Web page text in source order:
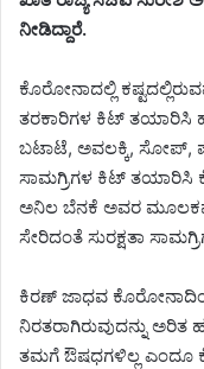
ನೀಡಿದ್ದಾರೆ.
ಕೊರೋನಾದಲ್ಲಿ
ತರಕಾರಿಗಳ ಕಿಟ್ ತಯಾರಿಸಿ
ಬಟಾಟೆ, ಅವಲಕ್ಕಿ, ಸೋಪ್,
ಸಾಮಗ್ರಿಗಳ ಕಿಟ್ ತಯಾರಿಸಿ
ಅನಿಲ ಬೆನಕೆ ಅವರ
ಸೇರಿದಂತೆ ಸುರಕ್ಷತಾ
ಕಿರಣ್ ಜಾಧವ
ನಿರತರಾಗಿರುವುದನ್ನು
ತಮಗೆ ಔಷಧಗಳಿಲ್ಲ ಎಂದೂ